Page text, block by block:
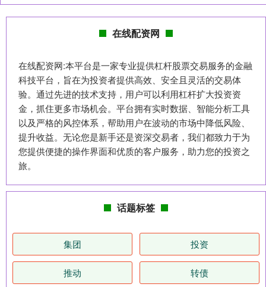
在线配资网
在线配资网:本平台是一家专业提供杠杆股票交易服务的金融
科技平台，旨在为投资者提供高效、安全且灵活的交易体
验。通过先进的技术支持，用户可以利用杠杆扩大投资资
金，抓住更多市场机会。平台拥有实时数据、智能分析工具
以及严格的风控体系，帮助用户在波动的市场中降低风险、
提升收益。无论您是新手还是资深交易者，我们都致力于为
您提供便捷的操作界面和优质的客户服务，助力您的投资之
旅。
话题标签
集团 投资
推动 转债